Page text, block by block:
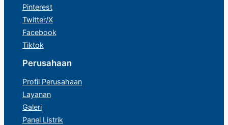
Pinterest
Twitter/X
Facebook
Tiktok
Perusahaan
Profil Perusahaan
Layanan
Galeri
Panel Listrik